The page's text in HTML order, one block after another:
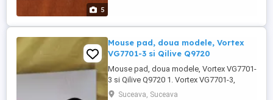
5
Mouse pad, doua modele, Vortex
VG7701-3 si Qilive Q9720
Mouse pad, doua modele, Vortex VG7701-
3 si Qilive Q9720 1. Vortex VG7701-3,
Dimensiuni:320x 270 x 3 mm 2. Qilive
Suceava, Suceava